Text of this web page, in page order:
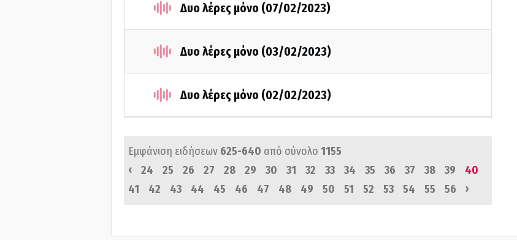
Δυο λέρες μόνο (07/02/2023)
Δυο λέρες μόνο (03/02/2023)
Δυο λέρες μόνο (02/02/2023)
Εμφάνιση ειδήσεων 625-640 από σύνολο 1155
‹
24 25 26 27 28 29 30 31 32 33 34 35 36 37 38 39
40
41
42 43 44 45 46 47 48 49 50 51 52 53 54 55 56 ›